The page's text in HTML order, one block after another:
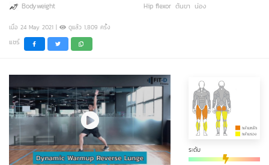
Bodyweight Hip flexor ต้นขา น่อง
เมื่อ 24 May 2021 | ดูแล้ว 1,809 ครั้ง
แชร์
ระดับ